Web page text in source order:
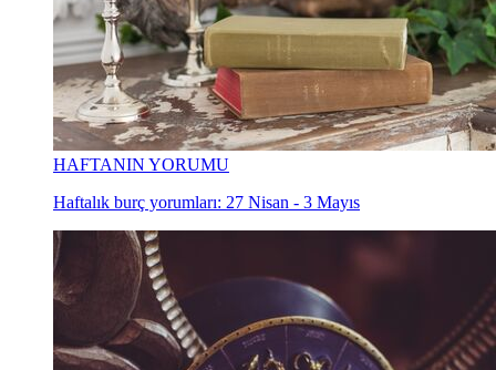
HAFTANIN YORUMU
Haftalık burç yorumları: 27 Nisan - 3 Mayıs